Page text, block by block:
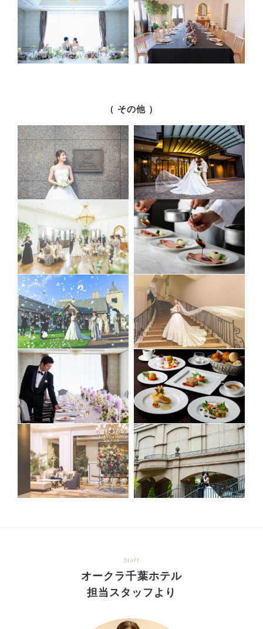
（ その他 ）
Staff
オークラ千葉ホテル
担当スタッフより